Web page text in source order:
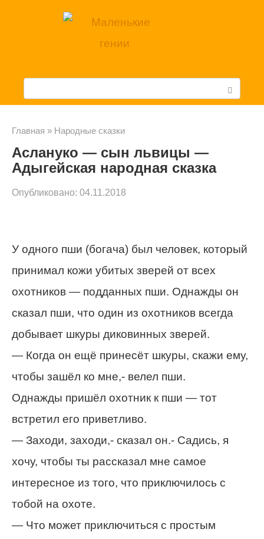
с
к
Главная » Народные сказки
Аслануко — сын львицы —
Адыгейская народная сказка
Опубликовано: 04.11.2018
У одного пши (богача) был человек, который
принимал кожи убитых зверей от всех
охотников — подданных пши. Однажды он
сказал пши, что один из охотников всегда
добывает шкуры диковинных зверей.
— Когда он ещё принесёт шкуры, скажи ему,
чтобы зашёл ко мне,- велел пши.
Однажды пришёл охотник к пши — тот
встретил его приветливо.
— Заходи, заходи,- сказал он.- Садись, я
хочу, чтобы ты рассказал мне самое
интересное из того, что приключилось с
тобой на охоте.
— Что может приключиться с простым